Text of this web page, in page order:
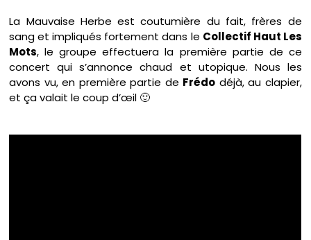
La Mauvaise Herbe est coutumière du fait, frères de
sang et impliqués fortement dans le Collectif Haut Les
Mots, le groupe effectuera la première partie de ce
concert qui s’annonce chaud et utopique. Nous les
avons vu, en première partie de Frédo déjà, au clapier,
et ça valait le coup d’œil 🙂